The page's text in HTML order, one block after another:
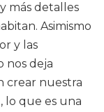
más detalles
Asimismo
y las
nos deja
crear nuestra
lo que es una